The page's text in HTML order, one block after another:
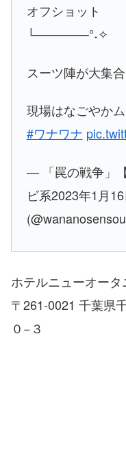
オフショット
└──────°˖✧
スーツ陣が大集
現場はなごやか
#ワナワナ
— 「罠の戦争」
ビ系2023年1月
ホテルニューオータ
〒261-0021 千葉県
０−３